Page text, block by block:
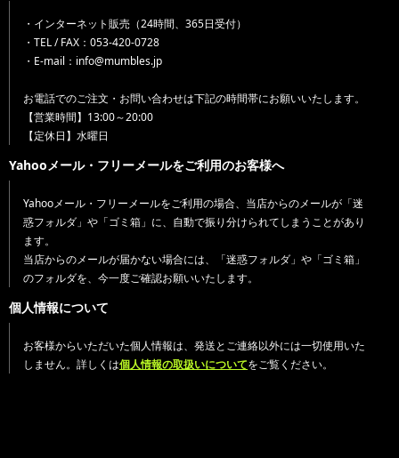
・インターネット販売（24時間、365日受付）
・TEL / FAX：053-420-0728
・E-mail：info@mumbles.jp
お電話でのご注文・お問い合わせは下記の時間帯にお願いいたします。
【営業時間】13:00～20:00
【定休日】水曜日
Yahooメール・フリーメールをご利用のお客様へ
Yahooメール・フリーメールをご利用の場合、当店からのメールが「迷
惑フォルダ」や「ゴミ箱」に、自動で振り分けられてしまうことがあり
ます。
当店からのメールが届かない場合には、「迷惑フォルダ」や「ゴミ箱」
のフォルダを、今一度ご確認お願いいたします。
個人情報について
お客様からいただいた個人情報は、発送とご連絡以外には一切使用いた
しません。詳しくは個人情報の取扱いについてをご覧ください。